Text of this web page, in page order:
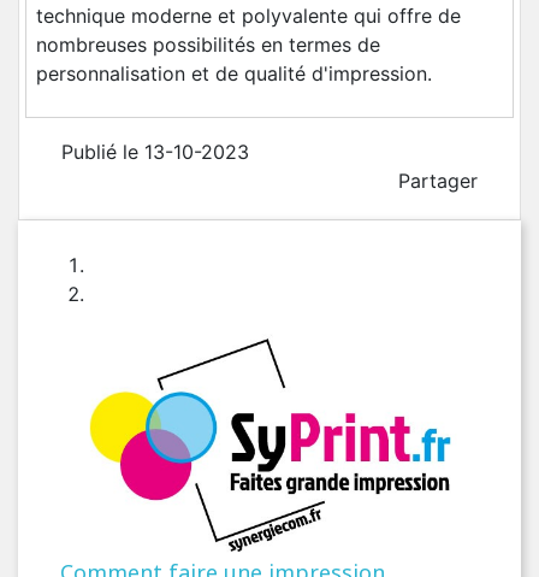
technique moderne et polyvalente qui offre de
nombreuses possibilités en termes de
personnalisation et de qualité d'impression.
Publié le 13-10-2023
Partager